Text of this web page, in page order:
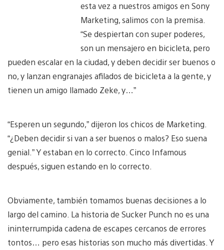
esta vez a nuestros amigos en Sony
Marketing, salimos con la premisa.
“Se despiertan con super poderes,
son un mensajero en bicicleta, pero
pueden escalar en la ciudad, y deben decidir ser buenos o
no, y lanzan engranajes afilados de bicicleta a la gente, y
tienen un amigo llamado Zeke, y…”
“Esperen un segundo,” dijeron los chicos de Marketing.
“¿Deben decidir si van a ser buenos o malos? Eso suena
genial.” Y estaban en lo correcto. Cinco Infamous
después, siguen estando en lo correcto.
Obviamente, también tomamos buenas decisiones a lo
largo del camino. La historia de Sucker Punch no es una
ininterrumpida cadena de escapes cercanos de errores
tontos… pero esas historias son mucho más divertidas. Y